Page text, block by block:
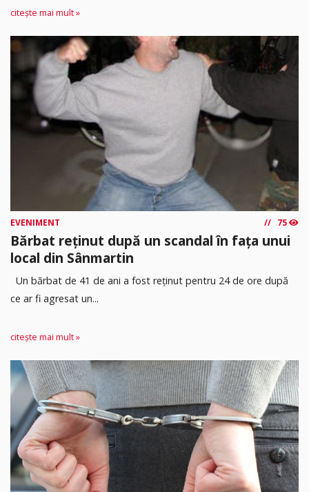
citește mai mult »
EVENIMENT 75
Bărbat reținut după un scandal în fața unui
local din Sânmartin
Un bărbat de 41 de ani a fost reținut pentru 24 de ore după
ce ar fi agresat un...
citește mai mult »